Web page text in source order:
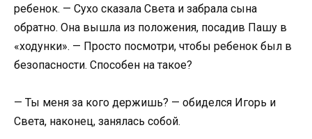
ребенок. — Сухо сказала Света и забрала сына
обратно. Она вышла из положения, посадив Пашу в
«ходунки». — Просто посмотри, чтобы ребенок был в
безопасности. Способен на такое?
— Ты меня за кого держишь? — обиделся Игорь и
Света, наконец, занялась собой.